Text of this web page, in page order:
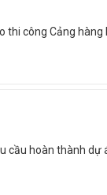
thi công Cảng
cầu hoàn thành dự